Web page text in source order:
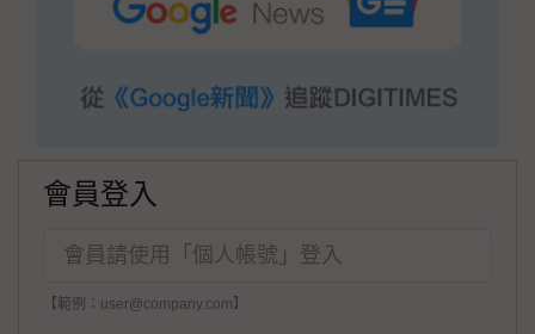
會員登入
【範例：user@company.com】